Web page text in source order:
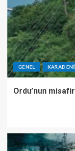
GENEL
Ordu’nun